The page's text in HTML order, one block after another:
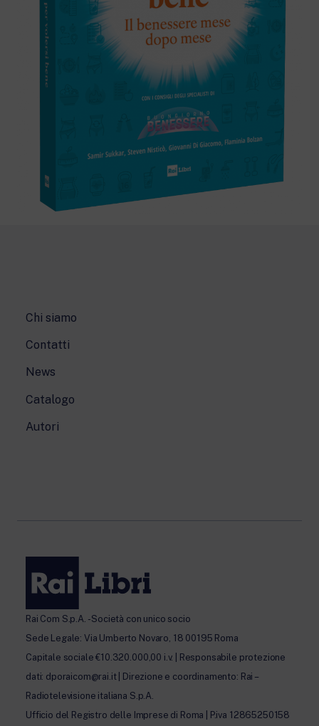
Chi siamo
Contatti
News
Catalogo
Autori
Rai Com S.p.A. - Società con unico socio
Sede Legale: Via Umberto Novaro, 18 00195 Roma
Capitale sociale €10.320.000,00 i.v. | Responsabile protezione
dati: dporaicom@rai.it | Direzione e coordinamento: Rai –
Radiotelevisione italiana S.p.A.
Ufficio del Registro delle Imprese di Roma | P.iva 12865250158